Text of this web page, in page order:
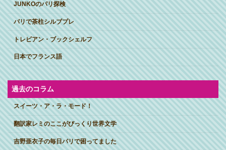
JUNKOのパリ探検
パリで茶柱シルブプレ
トレビアン・ブックシェルフ
日本でフランス語
過去のコラム
スイーツ・ア・ラ・モード！
翻訳家レミのここがびっくり世界文学
吉野亜衣子の毎日パリで困ってました